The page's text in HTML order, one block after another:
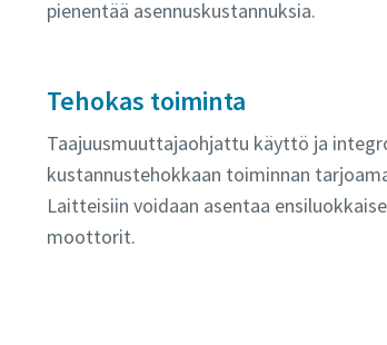
pienentää asennuskustannuksia.
Tehokas toiminta
Taajuusmuuttajaohjattu käyttö ja
kustannustehokkaan toiminnan
Laitteisiin voidaan asentaa
moottorit.